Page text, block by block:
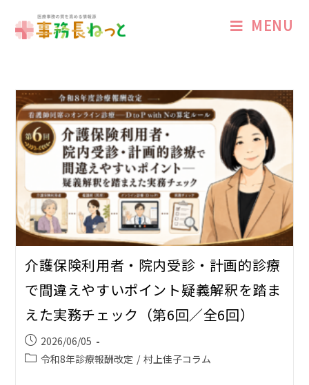
MENU
介護保険利用者・院内受診・計画的診療
で間違えやすいポイント――疑義解釈を踏ま
えた実務チェック（第6回／全6回）
2026/06/05
令和8年診療報酬改定 / 村上佳子コラム